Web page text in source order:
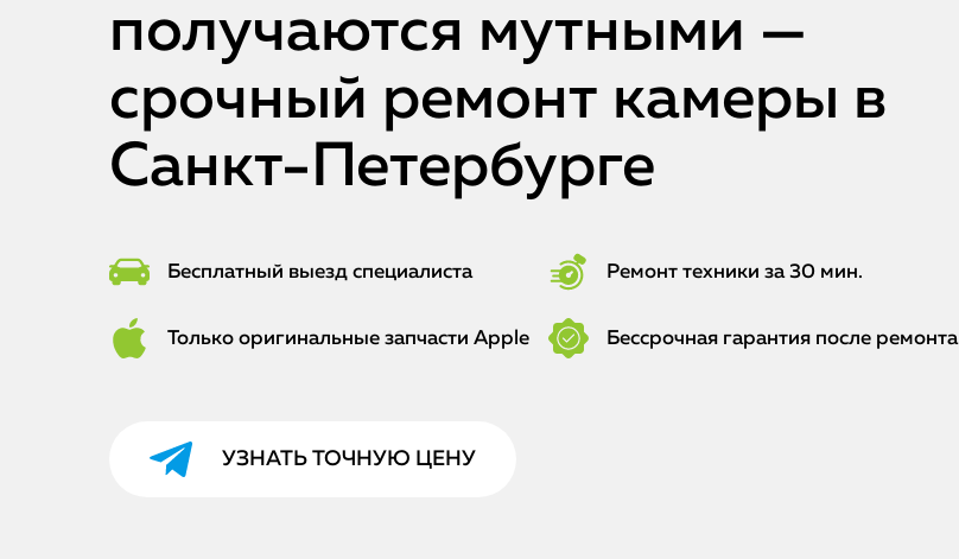
получаются мутными —
срочный ремонт камеры в
Санкт-Петербурге
Бесплатный выезд специалиста Ремонт техники за 30 мин.
Только оригинальные запчасти Apple Бессрочная гарантия после ремонта
УЗНАТЬ ТОЧНУЮ ЦЕНУ